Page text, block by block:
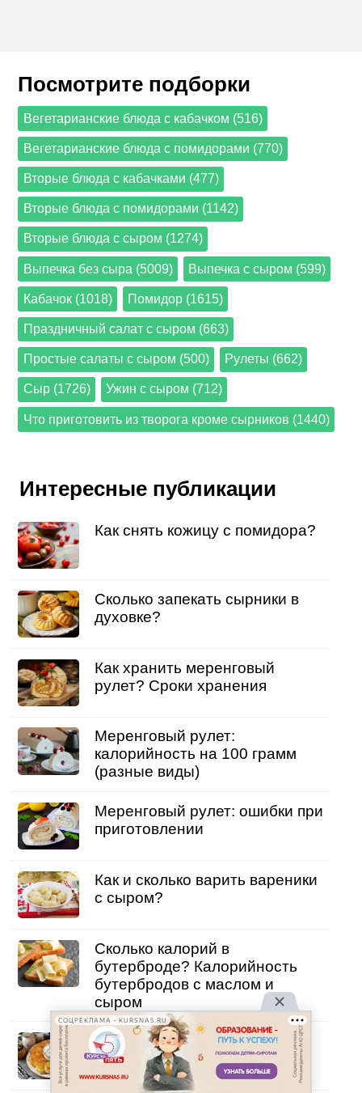
Посмотрите подборки
Вегетарианские блюда с кабачком (516)
Вегетарианские блюда с помидорами (770)
Вторые блюда с кабачками (477)
Вторые блюда с помидорами (1142)
Вторые блюда с сыром (1274)
Выпечка без сыра (5009) Выпечка с сыром (599)
Кабачок (1018) Помидор (1615)
Праздничный салат с сыром (663)
Простые салаты с сыром (500) Рулеты (662)
Сыр (1726) Ужин с сыром (712)
Что приготовить из творога кроме сырников (1440)
Интересные публикации
Как снять кожицу с помидора?
Сколько запекать сырники в
духовке?
Как хранить меренговый
рулет? Сроки хранения
Меренговый рулет:
калорийность на 100 грамм
(разные виды)
Меренговый рулет: ошибки при
приготовлении
Как и сколько варить вареники
с сыром?
Сколько калорий в
бутерброде? Калорийность
бутербродов с маслом и
сыром
Калорийность драников
(картофельных и кабачковых)
СОЦРЕКЛАМА • KURSNA5.RU